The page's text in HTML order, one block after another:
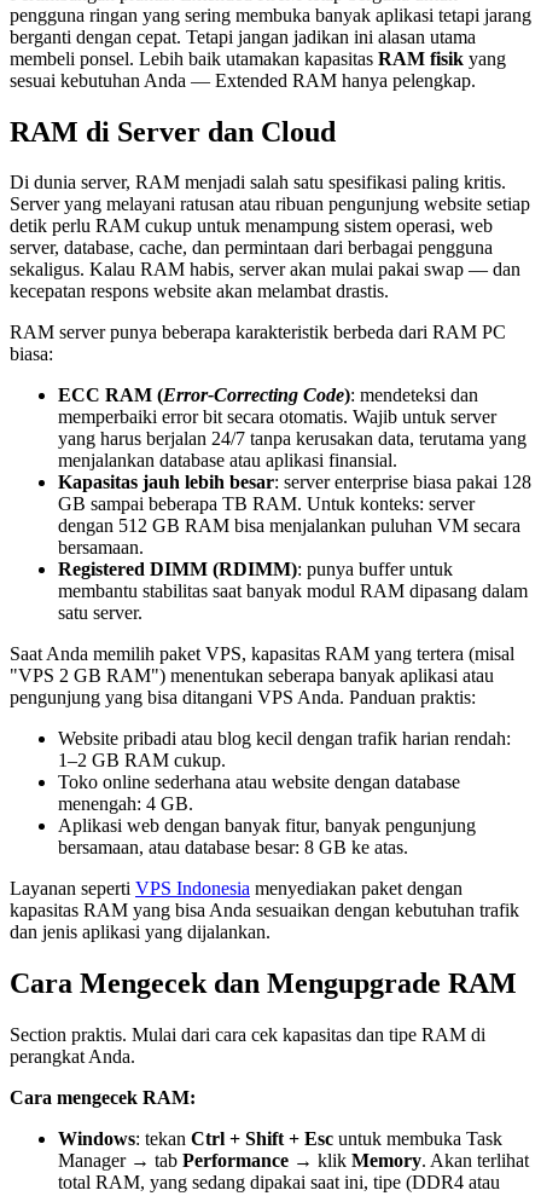
pengguna ringan yang sering membuka banyak aplikasi tetapi jarang
berganti dengan cepat. Tetapi jangan jadikan ini alasan utama
membeli ponsel. Lebih baik utamakan kapasitas RAM fisik yang
sesuai kebutuhan Anda — Extended RAM hanya pelengkap.
RAM di Server dan Cloud
Di dunia server, RAM menjadi salah satu spesifikasi paling kritis.
Server yang melayani ratusan atau ribuan pengunjung website setiap
detik perlu RAM cukup untuk menampung sistem operasi, web
server, database, cache, dan permintaan dari berbagai pengguna
sekaligus. Kalau RAM habis, server akan mulai pakai swap — dan
kecepatan respons website akan melambat drastis.
RAM server punya beberapa karakteristik berbeda dari RAM PC
biasa:
ECC RAM (Error-Correcting Code): mendeteksi dan
memperbaiki error bit secara otomatis. Wajib untuk server
yang harus berjalan 24/7 tanpa kerusakan data, terutama yang
menjalankan database atau aplikasi finansial.
Kapasitas jauh lebih besar: server enterprise biasa pakai 128
GB sampai beberapa TB RAM. Untuk konteks: server
dengan 512 GB RAM bisa menjalankan puluhan VM secara
bersamaan.
Registered DIMM (RDIMM): punya buffer untuk
membantu stabilitas saat banyak modul RAM dipasang dalam
satu server.
Saat Anda memilih paket VPS, kapasitas RAM yang tertera (misal
"VPS 2 GB RAM") menentukan seberapa banyak aplikasi atau
pengunjung yang bisa ditangani VPS Anda. Panduan praktis:
Website pribadi atau blog kecil dengan trafik harian rendah:
1–2 GB RAM cukup.
Toko online sederhana atau website dengan database
menengah: 4 GB.
Aplikasi web dengan banyak fitur, banyak pengunjung
bersamaan, atau database besar: 8 GB ke atas.
Layanan seperti VPS Indonesia menyediakan paket dengan
kapasitas RAM yang bisa Anda sesuaikan dengan kebutuhan trafik
dan jenis aplikasi yang dijalankan.
Cara Mengecek dan Mengupgrade RAM
Section praktis. Mulai dari cara cek kapasitas dan tipe RAM di
perangkat Anda.
Cara mengecek RAM:
Windows: tekan Ctrl + Shift + Esc untuk membuka Task
Manager → tab Performance → klik Memory. Akan terlihat
total RAM, yang sedang dipakai saat ini, tipe (DDR4 atau